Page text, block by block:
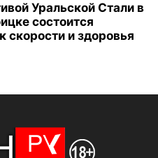
Уральской Стали в
состоится
скорости и здоровья